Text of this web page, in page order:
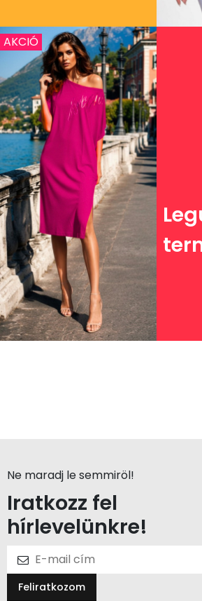
AKCIÓ
Ne maradj le semmiröl!
Iratkozz fel
hírlevelünkre!
Feliratkozom